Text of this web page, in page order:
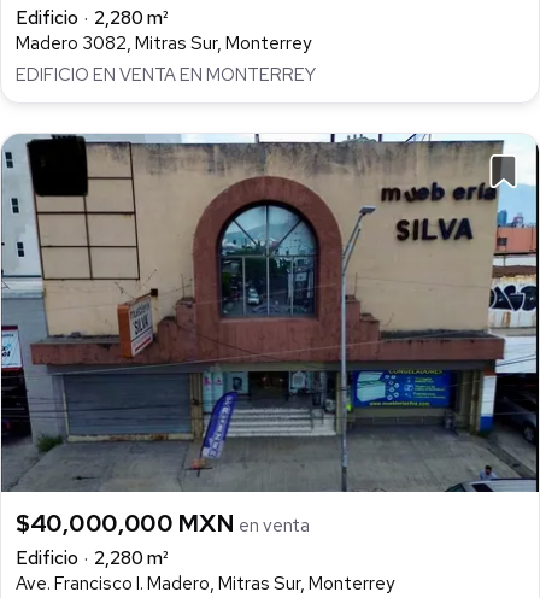
Edificio
2,280 m²
Madero 3082, Mitras Sur, Monterrey
EDIFICIO EN VENTA EN MONTERREY
$40,000,000 MXN en venta
Edificio
2,280 m²
Ave. Francisco I. Madero, Mitras Sur, Monterrey